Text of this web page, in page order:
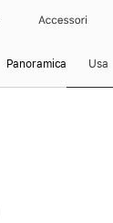
Accessori
Panoramica Usa